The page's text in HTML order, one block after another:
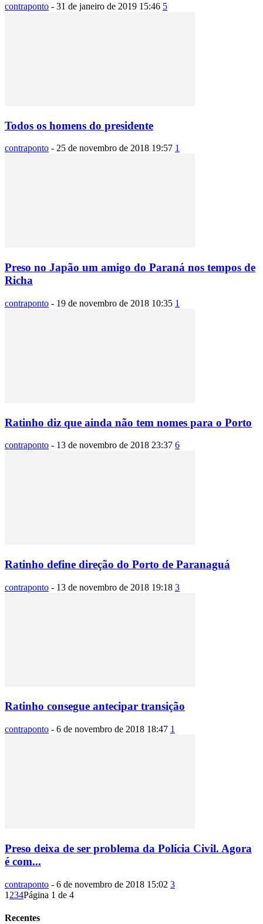
contraponto - 31 de janeiro de 2019 15:46 5
Todos os homens do presidente
contraponto - 25 de novembro de 2018 19:57 1
Preso no Japão um amigo do Paraná nos tempos de
Richa
contraponto - 19 de novembro de 2018 10:35 1
Ratinho diz que ainda não tem nomes para o Porto
contraponto - 13 de novembro de 2018 23:37 6
Ratinho define direção do Porto de Paranaguá
contraponto - 13 de novembro de 2018 19:18 3
Ratinho consegue antecipar transição
contraponto - 6 de novembro de 2018 18:47 1
Preso deixa de ser problema da Polícia Civil. Agora
é com...
contraponto - 6 de novembro de 2018 15:02 3
1 234Página 1 de 4
Recentes